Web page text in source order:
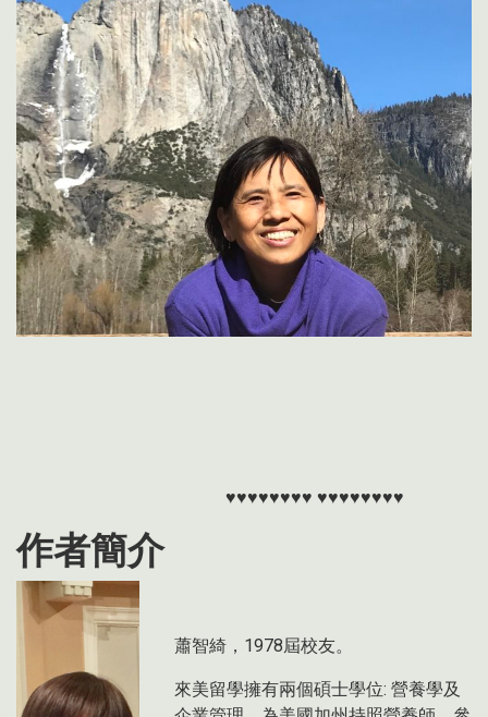
♥♥♥♥♥♥♥♥ ♥♥♥♥♥♥♥♥
作者簡介
蕭智綺，1978屆校友。
來美留學擁有兩個碩士學位: 營養學及